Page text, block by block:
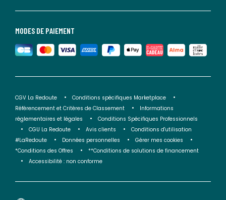
MODES DE PAIEMENT
CGV La Redoute
Conditions spécifiques Marketplace
Référencement et Critères de Classement
Informations
réglementaires et légales
Conditions Spécifiques Professionnels
CGU La Redoute
Avis clients
Conditions d'utilisation
#LaRedoute
Données personnelles
Gérer mes cookies
*Conditions des Offres
**Conditions de solutions de financement
Accessibilité : non conforme